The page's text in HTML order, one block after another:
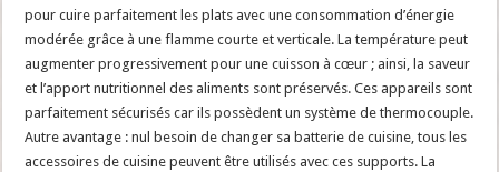
pour cuire parfaitement les plats avec une consommation d’énergie
modérée grâce à une flamme courte et verticale. La température peut
augmenter progressivement pour une cuisson à cœur ; ainsi, la saveur
et l’apport nutritionnel des aliments sont préservés. Ces appareils sont
parfaitement sécurisés car ils possèdent un système de thermocouple.
Autre avantage : nul besoin de changer sa batterie de cuisine, tous les
accessoires de cuisine peuvent être utilisés avec ces supports. La